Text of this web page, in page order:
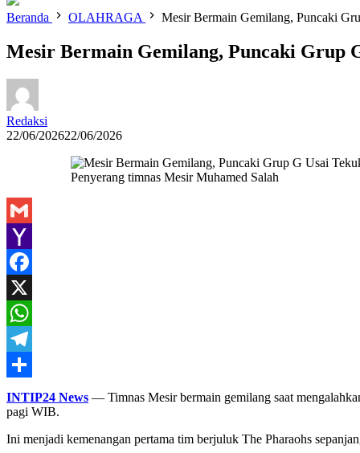
Beranda OLAHRAGA Mesir Bermain Gemilang, Puncaki
Mesir Bermain Gemilang, Puncaki Grup
Redaksi
22/06/202622/06/2026
Penyerang timnas Mesir Muhamed Salah
Gmail
Yahoo
Mail
Facebook
X
WhatsApp
Telegram
Share
INTIP24 News — Timnas Mesir bermain gemilang saat
pagi WIB.
Ini menjadi kemenangan pertama tim berjuluk The Pharaohs